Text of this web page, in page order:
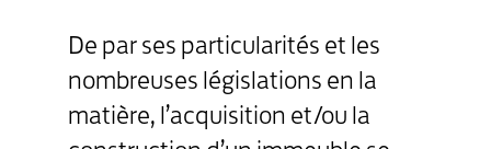
De par ses particularités et les
nombreuses législations en la
matière, l’acquisition et/ou la